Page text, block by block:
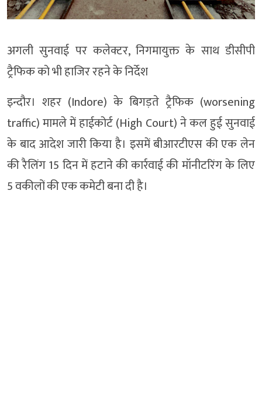
अगली सुनवाई पर कलेक्टर, निगमायुक्त के साथ डीसीपी
ट्रैफिक को भी हाजिर रहने के निर्देश
इन्दौर। शहर (Indore) के बिगड़ते ट्रैफिक (worsening
traffic) मामले में हाईकोर्ट (High Court) ने कल हुई सुनवाई
के बाद आदेश जारी किया है। इसमें बीआरटीएस की एक लेन
की रैलिंग 15 दिन में हटाने की कार्रवाई की मॉनीटरिंग के लिए
5 वकीलों की एक कमेटी बना दी है।